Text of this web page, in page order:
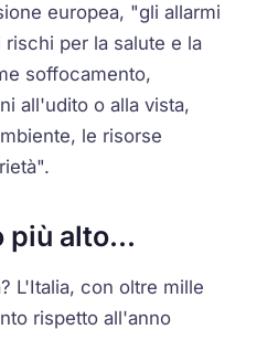
europea, "gli allarmi
per la salute e la
soffocamento,
all'udito o alla vista,
le risorse
più alto...
L'Italia, con oltre mille
rispetto all'anno